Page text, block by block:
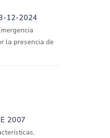
12-2024
la presencia de
2007